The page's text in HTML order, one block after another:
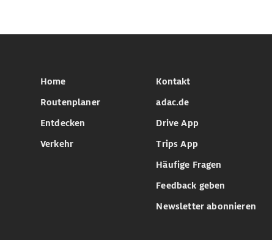
Home
Routenplaner
Entdecken
Verkehr
Kontakt
adac.de
Drive App
Trips App
Häufige Fragen
Feedback geben
Newsletter abonnieren